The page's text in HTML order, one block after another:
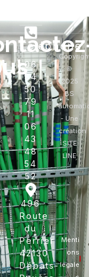
Téléphone
06
84
50
79
11
06
43
48
54
52
496
Route
du
Perrier
42130
Débats-
©
2025
BS
- Une
création
SITE
LINE
Menti
ons
légale